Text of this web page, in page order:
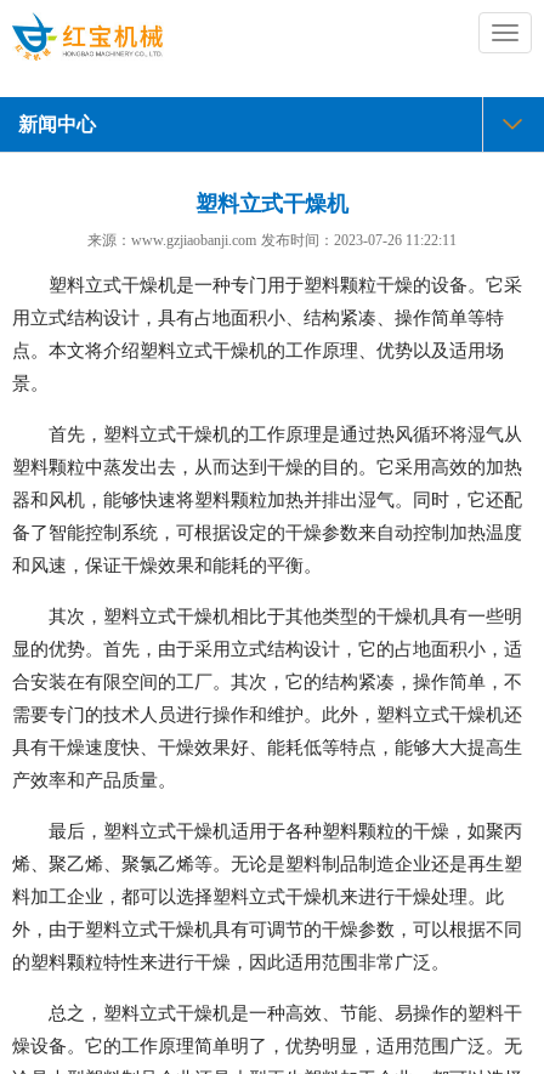
切
换
航
新闻中心
塑料立式干燥机
来源：www.gzjiaobanji.com 发布时间： 2023-07-26 11:22:11
塑料立式干燥机是一种专门用于塑料颗粒干燥的设备。它采
用立式结构设计，具有占地面积小、结构紧凑、操作简单等特
点。本文将介绍塑料立式干燥机的工作原理、优势以及适用场
景。
首先，塑料立式干燥机的工作原理是通过热风循环将湿气从
塑料颗粒中蒸发出去，从而达到干燥的目的。它采用高效的加热
器和风机，能够快速将塑料颗粒加热并排出湿气。同时，它还配
备了智能控制系统，可根据设定的干燥参数来自动控制加热温度
和风速，保证干燥效果和能耗的平衡。
其次，塑料立式干燥机相比于其他类型的干燥机具有一些明
显的优势。首先，由于采用立式结构设计，它的占地面积小，适
合安装在有限空间的工厂。其次，它的结构紧凑，操作简单，不
需要专门的技术人员进行操作和维护。此外，塑料立式干燥机还
具有干燥速度快、干燥效果好、能耗低等特点，能够大大提高生
产效率和产品质量。
最后，塑料立式干燥机适用于各种塑料颗粒的干燥，如聚丙
烯、聚乙烯、聚氯乙烯等。无论是塑料制品制造企业还是再生塑
料加工企业，都可以选择塑料立式干燥机来进行干燥处理。此
外，由于塑料立式干燥机具有可调节的干燥参数，可以根据不同
的塑料颗粒特性来进行干燥，因此适用范围非常广泛。
总之，塑料立式干燥机是一种高效、节能、易操作的塑料干
燥设备。它的工作原理简单明了，优势明显，适用范围广泛。无